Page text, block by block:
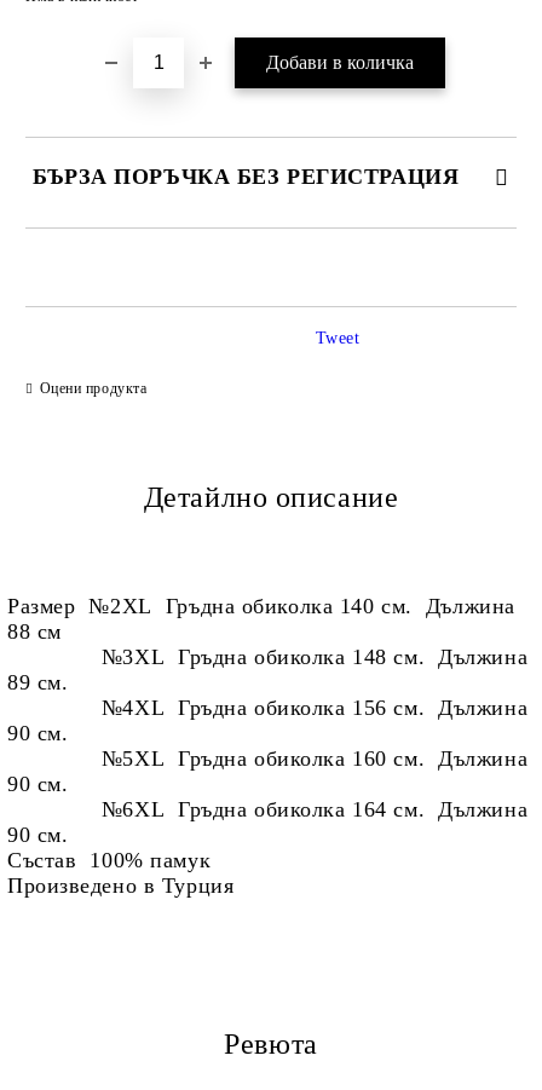
БЪРЗА ПОРЪЧКА БЕЗ РЕГИСТРАЦИЯ
Оцени продукта
Tweet
Детайлно описание
Размер №2XL Гръдна обиколка 140 см. Дължина
88 см
№3XL Гръдна обиколка 148 см. Дължина
89 см.
№4XL Гръдна обиколка 156 см. Дължина
90 см.
№5XL Гръдна обиколка 160 см. Дължина
90 см.
№6XL Гръдна обиколка 164 см. Дължина
90 см.
Състав 100% памук
Произведено в Турция
Ревюта